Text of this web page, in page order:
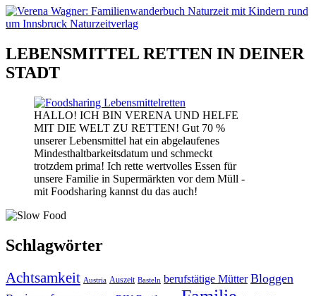
LEBENSMITTEL RETTEN IN DEINER
STADT
HALLO! ICH BIN VERENA UND HELFE
MIT DIE WELT ZU RETTEN! Gut 70 %
unserer Lebensmittel hat ein abgelaufenes
Mindesthaltbarkeitsdatum und schmeckt
trotzdem prima! Ich rette wertvolles Essen für
unsere Familie in Supermärkten vor dem Müll -
mit Foodsharing kannst du das auch!
Schlagwörter
Achtsamkeit Austria Auszeit Basteln berufstätige Mütter Bloggen